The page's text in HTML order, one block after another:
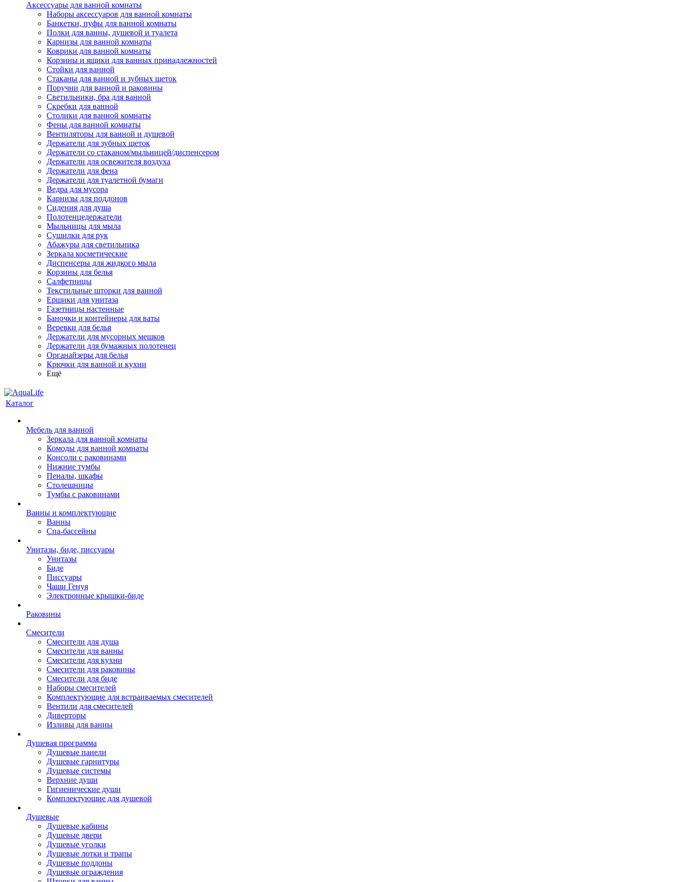
Аксессуары для ванной комнаты
Наборы аксессуаров для ванной комнаты
Банкетки, пуфы для ванной комнаты
Полки для ванны, душевой и туалета
Карнизы для ванной комнаты
Коврики для ванной комнаты
Корзины и ящики для ванных принадлежностей
Стойки для ванной
Стаканы для ванной и зубных щеток
Поручни для ванной и раковины
Светильники, бра для ванной
Скребки для ванной
Столики для ванной комнаты
Фены для ванной комнаты
Вентиляторы для ванной и душевой
Держатели для зубных щеток
Держатели со стаканом/мыльницей/диспенсером
Держатели для освежителя воздуха
Держатели для фена
Держатели для туалетной бумаги
Ведра для мусора
Карнизы для поддонов
Сидения для душа
Полотенцедержатели
Мыльницы для мыла
Сушилки для рук
Абажуры для светильника
Зеркала косметические
Диспенсеры для жидкого мыла
Корзины для белья
Салфетницы
Текстильные шторки для ванной
Ершики для унитаза
Газетницы настенные
Баночки и контейнеры для ваты
Веревки для белья
Держатели для мусорных мешков
Держатели для бумажных полотенец
Органайзеры для белья
Крючки для ванной и кухни
Ещё
Каталог
Мебель для ванной
Зеркала для ванной комнаты
Комоды для ванной комнаты
Консоли с раковинами
Нижние тумбы
Пеналы, шкафы
Столешницы
Тумбы с раковинами
Ванны и комплектующие
Ванны
Спа-бассейны
Унитазы, биде, писсуары
Унитазы
Биде
Писсуары
Чаши Генуя
Электронные крышки-биде
Раковины
Смесители
Смесители для душа
Смесители для ванны
Смесители для кухни
Смесители для раковины
Смесители для биде
Наборы смесителей
Комплектующие для встраиваемых смесителей
Вентили для смесителей
Диверторы
Изливы для ванны
Душевая программа
Душевые панели
Душевые гарнитуры
Душевые системы
Верхние души
Гигиенические души
Комплектующие для душевой
Душевые
Душевые кабины
Душевые двери
Душевые уголки
Душевые лотки и трапы
Душевые поддоны
Душевые ограждения